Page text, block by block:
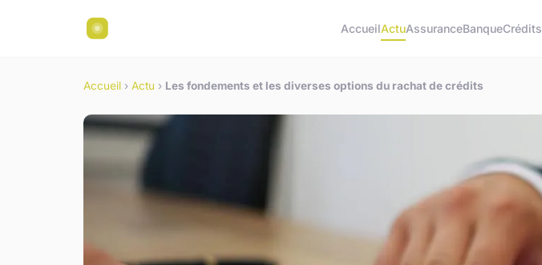
AccueilActuAssuranceBanqueCrédits
Accueil › Actu › Les fondements et les diverses options du rachat de crédits